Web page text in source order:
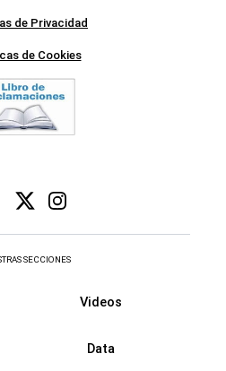
de Privacidad
de Cookies
SECCIONES
Videos
Data